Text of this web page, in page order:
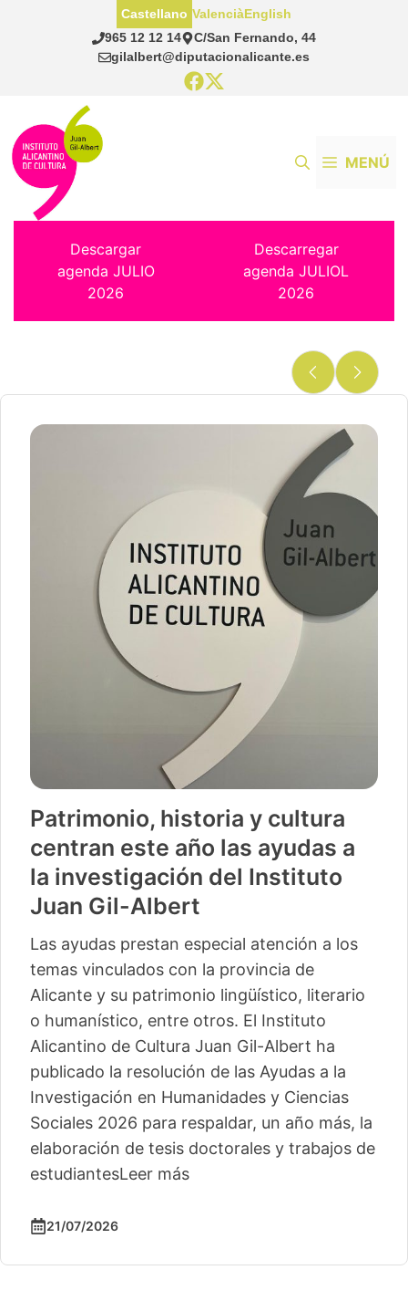
965 12 12 14
C/San Fernando, 44
gilalbert@diputacionalicante.es
Castellano ValenciàEnglish
MENÚ
Descargar
agenda JULIO
2026
Descarregar
agenda JULIOL
2026
Patrimonio, historia y cultura
centran este año las ayudas a
la investigación del Instituto
Juan Gil-Albert
Las ayudas prestan especial atención a los
temas vinculados con la provincia de
Alicante y su patrimonio lingüístico, literario
o humanístico, entre otros. El Instituto
Alicantino de Cultura Juan Gil-Albert ha
publicado la resolución de las Ayudas a la
Investigación en Humanidades y Ciencias
Sociales 2026 para respaldar, un año más, la
elaboración de tesis doctorales y trabajos de
estudiantesLeer más
21/07/2026